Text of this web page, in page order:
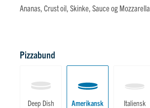
Ananas, Crust oil, Skinke, Sauce og Mozzarella
Pizzabund
Deep Dish Amerikansk Italiensk